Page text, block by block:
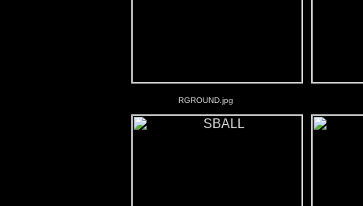
RGROUND.jpg